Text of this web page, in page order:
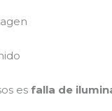
esfalla de